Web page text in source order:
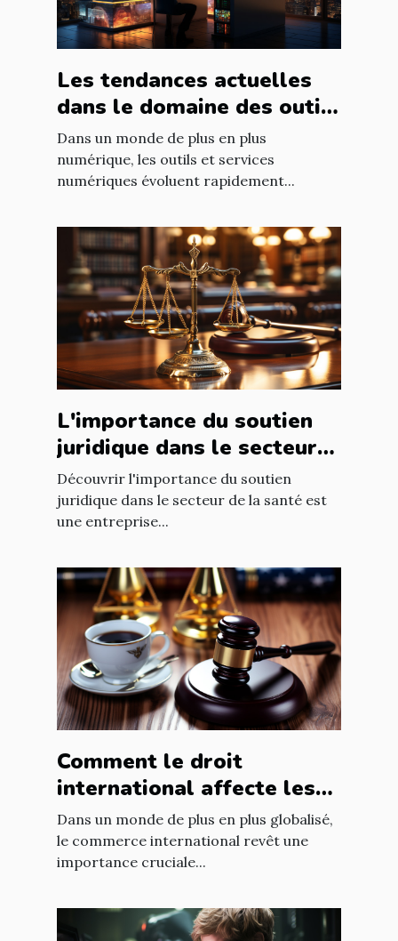
Les tendances actuelles
dans le domaine des outils
et services numériques
Dans un monde de plus en plus
numérique, les outils et services
numériques évoluent rapidement...
L'importance du soutien
juridique dans le secteur
de la santé
Découvrir l'importance du soutien
juridique dans le secteur de la santé est
une entreprise...
Comment le droit
international affecte les
accords commerciaux
Dans un monde de plus en plus globalisé,
le commerce international revêt une
importance cruciale...